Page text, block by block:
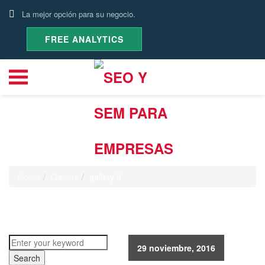
La mejor opción para su negocio.
FREE ANALYTICS
29 noviembre, 2016
Search